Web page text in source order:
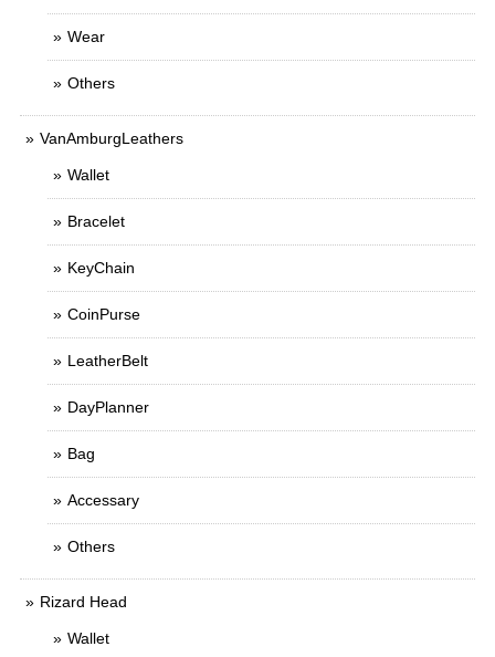
Wear
Others
VanAmburgLeathers
Wallet
Bracelet
KeyChain
CoinPurse
LeatherBelt
DayPlanner
Bag
Accessary
Others
Rizard Head
Wallet